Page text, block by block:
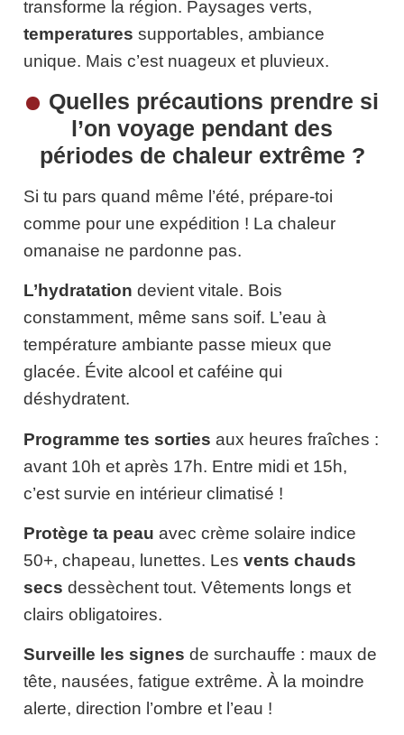
transforme la région. Paysages verts,
temperatures supportables, ambiance
unique. Mais c’est nuageux et pluvieux.
Quelles précautions prendre si
l’on voyage pendant des
périodes de chaleur extrême ?
Si tu pars quand même l’été, prépare-toi
comme pour une expédition ! La chaleur
omanaise ne pardonne pas.
L’hydratation devient vitale. Bois
constamment, même sans soif. L’eau à
température ambiante passe mieux que
glacée. Évite alcool et caféine qui
déshydratent.
Programme tes sorties aux heures fraîches :
avant 10h et après 17h. Entre midi et 15h,
c’est survie en intérieur climatisé !
Protège ta peau avec crème solaire indice
50+, chapeau, lunettes. Les vents chauds
secs dessèchent tout. Vêtements longs et
clairs obligatoires.
Surveille les signes de surchauffe : maux de
tête, nausées, fatigue extrême. À la moindre
alerte, direction l’ombre et l’eau !